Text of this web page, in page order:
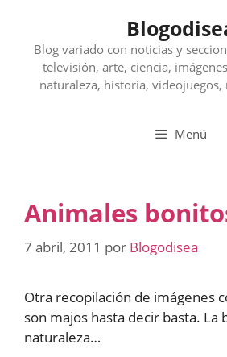
contenidoBlog variado con noticias y
televisión, arte, ciencia,
naturaleza, historia,
Menú
Animales
7 abril, 2011 por Blogodisea
Otra recopilación de imágenes
son majos hasta decir basta. La
naturaleza…